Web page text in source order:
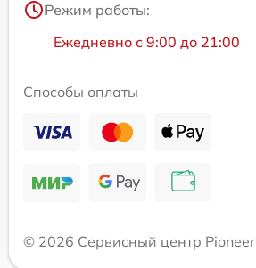
Режим работы:
Ежедневно с 9:00 до 21:00
Способы оплаты
© 2026 Сервисный центр Pioneer